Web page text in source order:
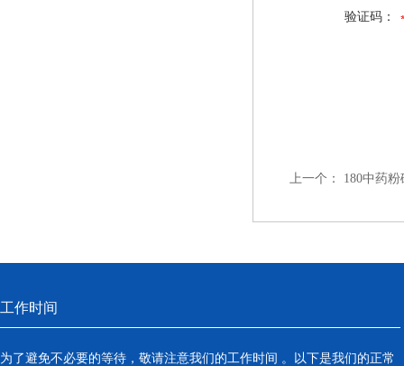
验证码：
上一个： 180中药粉
工作时间
为了避免不必要的等待，敬请注意我们的工作时间 。以下是我们的正常